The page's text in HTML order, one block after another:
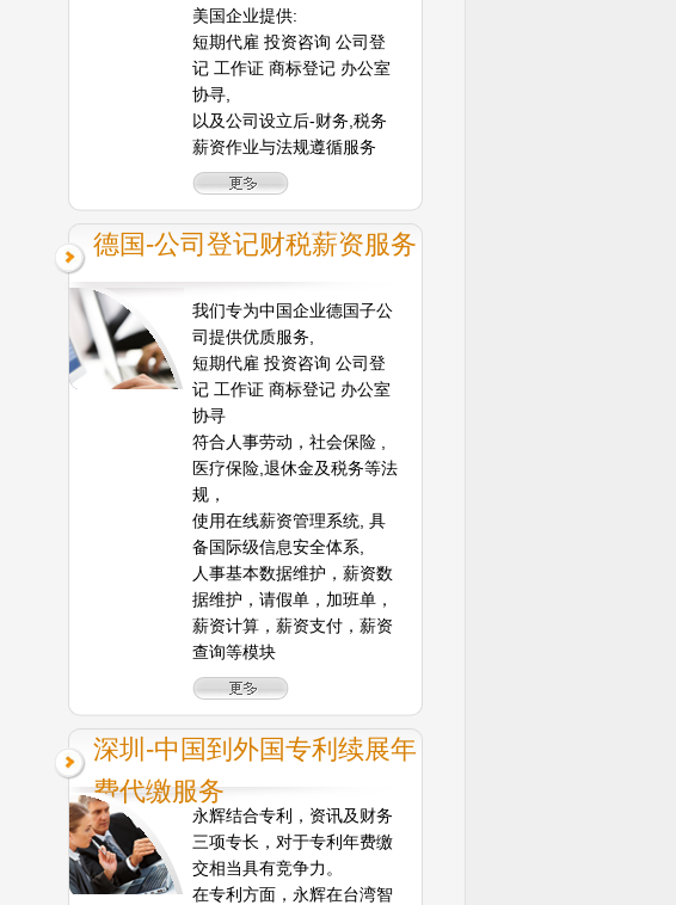
美国企业提供:
短期代雇 投资咨询 公司登
记 工作证 商标登记 办公室
协寻,
以及公司设立后-财务,税务
薪资作业与法规遵循服务
德国-公司登记财税薪资服务
我们专为中国企业德国子公
司提供优质服务,
短期代雇 投资咨询 公司登
记 工作证 商标登记 办公室
协寻
符合人事劳动，社会保险 ,
医疗保险,退休金及税务等法
规，
使用在线薪资管理系统, 具
备国际级信息安全体系,
人事基本数据维护，薪资数
据维护，请假单，加班单，
薪资计算，薪资支付，薪资
查询等模块
深圳-中国到外国专利续展年
费代缴服务
永辉结合专利，资讯及财务
三项专长，对于专利年费缴
交相当具有竞争力。
在专利方面，永辉在台湾智